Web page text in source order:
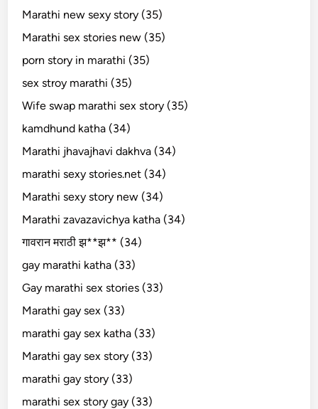
Marathi new sexy story (35)
Marathi sex stories new (35)
porn story in marathi (35)
sex stroy marathi (35)
Wife swap marathi sex story (35)
kamdhund katha (34)
Marathi jhavajhavi dakhva (34)
marathi sexy stories.net (34)
Marathi sexy story new (34)
Marathi zavazavichya katha (34)
गावरान मराठी झ**झ** (34)
gay marathi katha (33)
Gay marathi sex stories (33)
Marathi gay sex (33)
marathi gay sex katha (33)
Marathi gay sex story (33)
marathi gay story (33)
marathi sex story gay (33)